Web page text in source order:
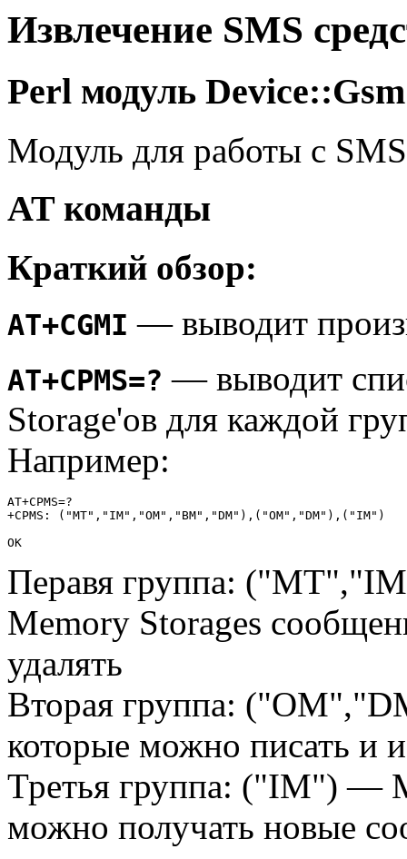
Извлечение SMS
Perl модуль Device::Gsm
Модуль для работы с
AT команды
Краткий обзор:
AT+CGMI — выводит
AT+CPMS=? — выводит
Storage'ов для каждой
Например:
AT+CPMS=?
+CPMS: ("MT","IM","OM","BM","DM"),("OM","DM"),("IM")
OK
Перавя группа:
Memory Storages
удалять
Вторая группа:
которые можно писать и
Третья группа: ("IM") —
можно получать новые